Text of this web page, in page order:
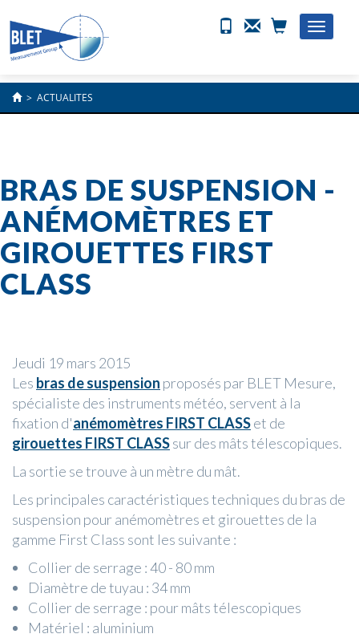
Toggle
> ACTUALITES
BRAS DE SUSPENSION -
ANÉMOMÈTRES ET
GIROUETTES FIRST
CLASS
Jeudi 19 mars 2015
Les bras de suspension proposés par BLET Mesure,
spécialiste des instruments météo, servent à la
fixation d'anémomètres FIRST CLASSet de
girouettes FIRST CLASSsur des mâts télescopiques.
La sortie se trouve à un mètre du mât.
Les principales caractéristiques techniques du bras de
suspension pour anémomètres et girouettes de la
gamme First Class sont les suivante :
Collier de serrage : 40 - 80 mm
Diamètre de tuyau : 34 mm
Collier de serrage : pour mâts télescopiques
Matériel : aluminium